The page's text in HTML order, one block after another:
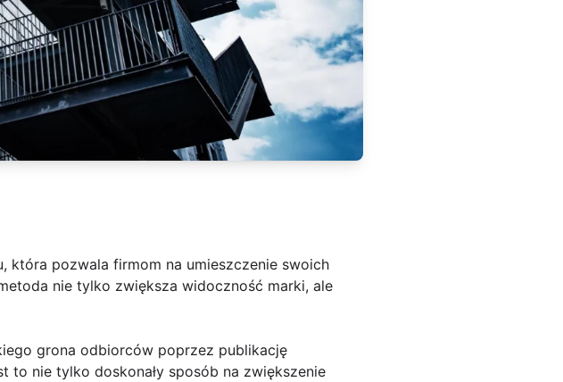
która pozwala firmom na umieszczenie swoich
nie tylko zwiększa widoczność marki, ale
grona odbiorców poprzez publikację
to nie tylko doskonały sposób na zwiększenie